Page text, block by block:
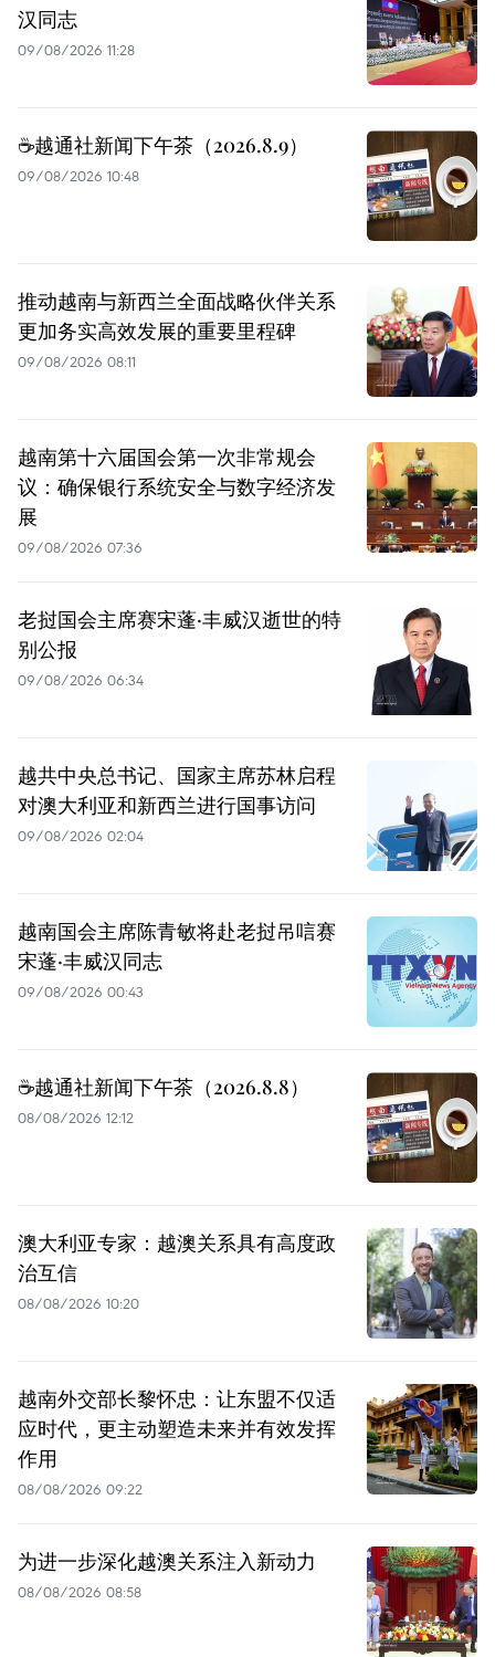
汉同志
09/08/2026 11:28
☕️越通社新闻下午茶（2026.8.9）
09/08/2026 10:48
推动越南与新西兰全面战略伙伴关系
更加务实高效发展的重要里程碑
09/08/2026 08:11
越南第十六届国会第一次非常规会
议：确保银行系统安全与数字经济发
展
09/08/2026 07:36
老挝国会主席赛宋蓬·丰威汉逝世的特
别公报
09/08/2026 06:34
越共中央总书记、国家主席苏林启程
对澳大利亚和新西兰进行国事访问
09/08/2026 02:04
越南国会主席陈青敏将赴老挝吊唁赛
宋蓬·丰威汉同志
09/08/2026 00:43
☕️越通社新闻下午茶（2026.8.8）
08/08/2026 12:12
澳大利亚专家：越澳关系具有高度政
治互信
08/08/2026 10:20
越南外交部长黎怀忠：让东盟不仅适
应时代，更主动塑造未来并有效发挥
作用
08/08/2026 09:22
为进一步深化越澳关系注入新动力
08/08/2026 08:58